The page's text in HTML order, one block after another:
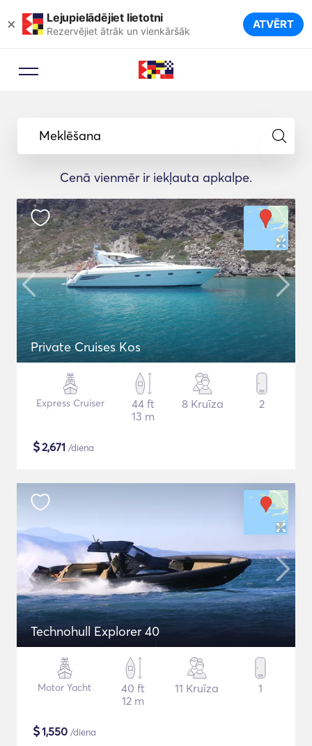
× Lejupielādējiet lietotni
Rezervējiet ātrāk un vienkāršāk ATVĒRT
Meklēšana
Cenā vienmēr ir iekļauta apkalpe.
Private Cruises Kos
Express Cruiser
44 ft
13 m
8 Kruīza 2
$2,671 /diena
Technohull Explorer 40
Motor Yacht
40 ft
12 m
11 Kruīza 1
$1,550 /diena